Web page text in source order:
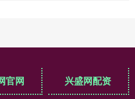
官网 兴盛网配资